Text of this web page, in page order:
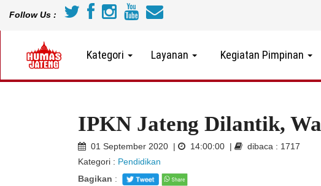
Follow Us :
Kategori Layanan Kegiatan Pimpinan
IPKN Jateng Dilantik,
01 September 2020 | 14:00:00 |
dibaca : 1717
Kategori : Pendidikan
Bagikan :